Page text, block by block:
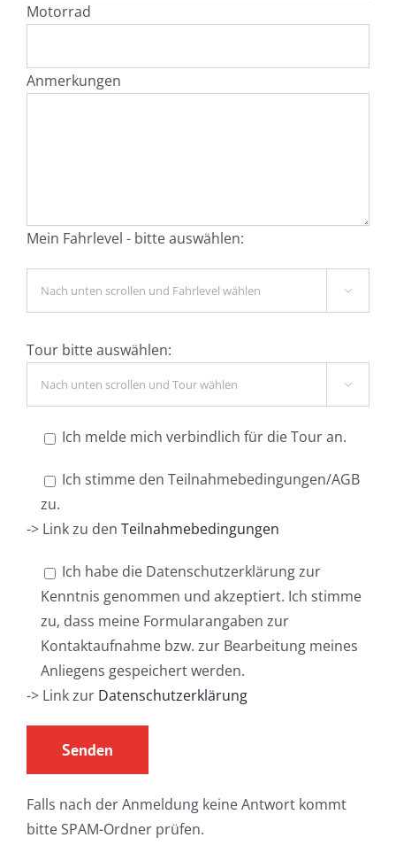
Motorrad
Anmerkungen
Mein Fahrlevel - bitte auswählen:

Tour bitte auswählen:

Ich melde mich verbindlich für die Tour an.
Ich stimme den Teilnahmebedingungen/AGB
zu.
-> Link zu den Teilnahmebedingungen
Ich habe die Datenschutzerklärung zur
Kenntnis genommen und akzeptiert. Ich stimme
zu, dass meine Formularangaben zur
Kontaktaufnahme bzw. zur Bearbeitung meines
Anliegens gespeichert werden.
-> Link zur Datenschutzerklärung
Falls nach der Anmeldung keine Antwort kommt
bitte SPAM-Ordner prüfen.